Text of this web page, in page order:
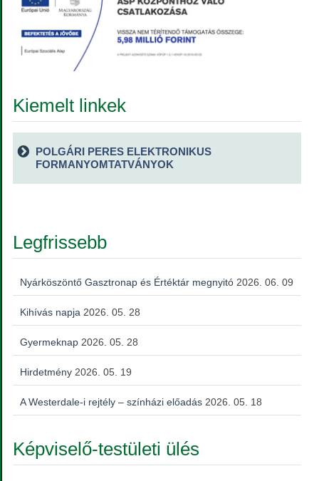
Kiemelt linkek
POLGÁRI PERES ELEKTRONIKUS
FORMANYOMTATVÁNYOK
Legfrissebb
Nyárköszöntő Gasztronap és Értéktár megnyitó 2026. 06. 09
Kihívás napja 2026. 05. 28
Gyermeknap 2026. 05. 28
Hirdetmény 2026. 05. 19
A Westerdale-i rejtély – színházi előadás 2026. 05. 18
Képviselő-testületi ülés